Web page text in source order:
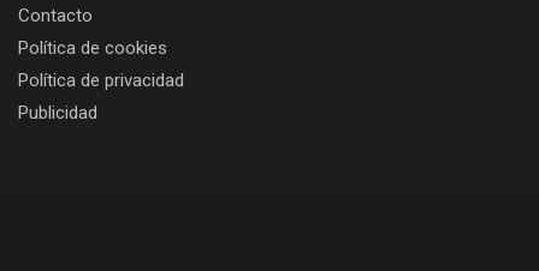
Contacto
Política de cookies
Política de privacidad
Publicidad